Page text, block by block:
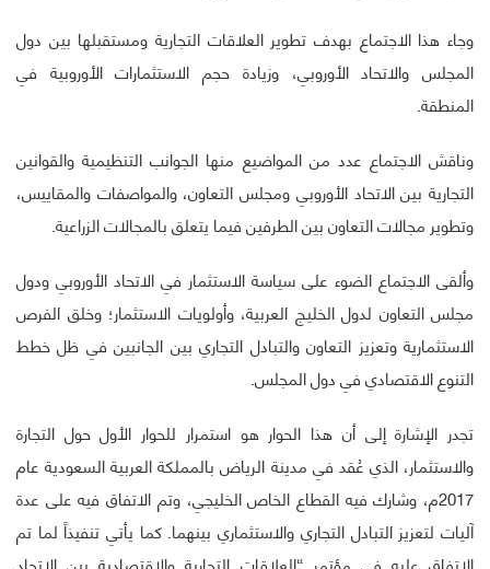
وجاء هذا الاجتماع بهدف تطوير العلاقات التجارية ومستقبلها بين دول
المجلس والاتحاد الأوروبي، وزيادة حجم الاستثمارات الأوروبية في
المنطقة.
وناقش الاجتماع عدد من المواضيع منها الجوانب التنظيمية والقوانين
التجارية بين الاتحاد الأوروبي ومجلس التعاون، والمواصفات والمقاييس،
وتطوير مجالات التعاون بين الطرفين فيما يتعلق بالمجالات الزراعية.
وألقى الاجتماع الضوء على سياسة الاستثمار في الاتحاد الأوروبي ودول
مجلس التعاون لدول الخليج العربية، وأولويات الاستثمار؛ وخلق الفرص
الاستثمارية وتعزيز التعاون والتبادل التجاري بين الجانبين في ظل خطط
التنوع الاقتصادي في دول المجلس.
تجدر الإشارة إلى أن هذا الحوار هو استمرار للحوار الأول حول التجارة
والاستثمار، الذي عُقد في مدينة الرياض بالمملكة العربية السعودية عام
2017م، وشارك فيه القطاع الخاص الخليجي، وتم الاتفاق فيه على عدة
آليات لتعزيز التبادل التجاري والاستثماري بينهما. كما يأتي تنفيذاً لما تم